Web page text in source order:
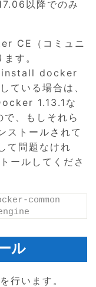
以降でのみ
CE（コミュニ
す。
install docker
ている場合は、
1.13.1な
、もしそれら
ストールされて
て問題なけれ
ールしてくださ
common
ル
行います。